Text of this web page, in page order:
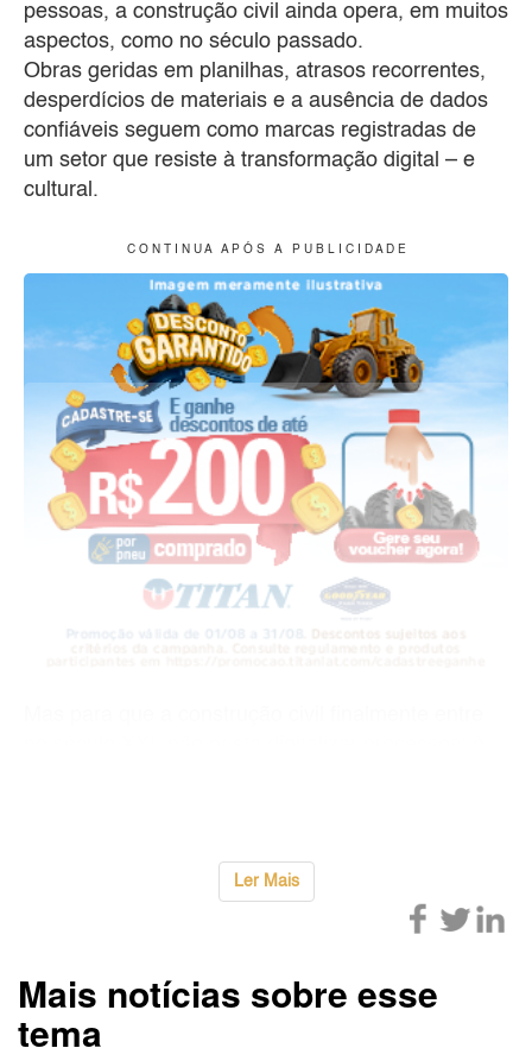
pessoas, a construção civil ainda opera, em muitos
aspectos, como no século passado.
Obras geridas em planilhas, atrasos recorrentes,
desperdícios de materiais e a ausência de dados
confiáveis seguem como marcas registradas de
um setor que resiste à transformação digital – e
cultural.
C O N T I N U A A P Ó S A P U B L I C I D A D E
Ler Mais
Mais notícias sobre esse
tema